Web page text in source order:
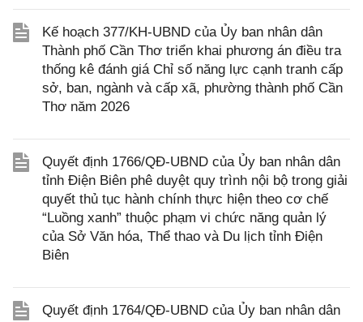
Kế hoạch 377/KH-UBND của Ủy ban nhân dân
Thành phố Cần Thơ triển khai phương án điều tra
thống kê đánh giá Chỉ số năng lực cạnh tranh cấp
sở, ban, ngành và cấp xã, phường thành phố Cần
Thơ năm 2026
Quyết định 1766/QĐ-UBND của Ủy ban nhân dân
tỉnh Điện Biên phê duyệt quy trình nội bộ trong giải
quyết thủ tục hành chính thực hiện theo cơ chế
“Luồng xanh” thuộc phạm vi chức năng quản lý
của Sở Văn hóa, Thể thao và Du lịch tỉnh Điện
Biên
Quyết định 1764/QĐ-UBND của Ủy ban nhân dân